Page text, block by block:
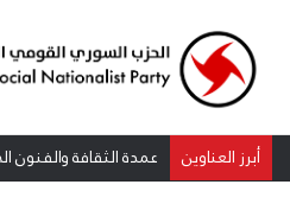
أبرز العناوين عمدة الثقافة والفنون